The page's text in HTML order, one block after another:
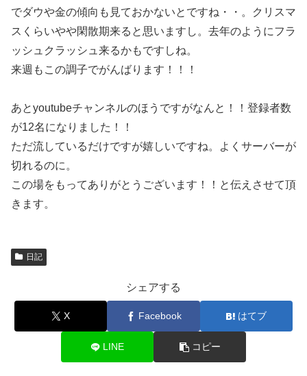
でダウや金の傾向も見ておかないとですね・・。クリスマ
スくらいやや閑散期来ると思いますし。去年のようにフラ
ッシュクラッシュ来るかもですしね。
来週もこの調子でがんばります！！！
あとyoutubeチャンネルのほうですがなんと！！登録者数
が12名になりました！！
ただ流しているだけですが嬉しいですね。よくサーバーが
切れるのに。
この場をもってありがとうございます！！と伝えさせて頂
きます。
日記
シェアする
X Facebook はてブ
LINE コピー